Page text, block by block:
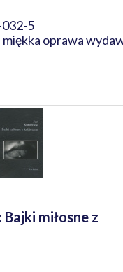
5
oprawa
miłosne z